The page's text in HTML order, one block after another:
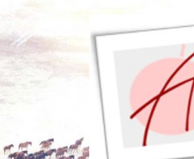
Inhalt
springen